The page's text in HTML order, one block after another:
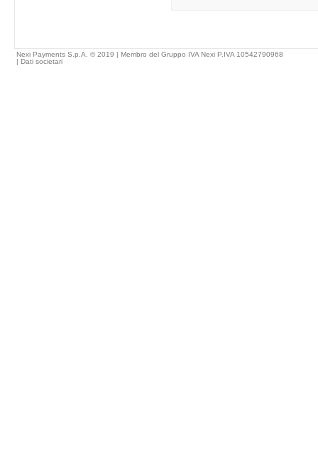
Nexi Payments S.p.A. © 2019 | Membro del Gruppo IVA Nexi P.IVA 10542790968
| Dati societari